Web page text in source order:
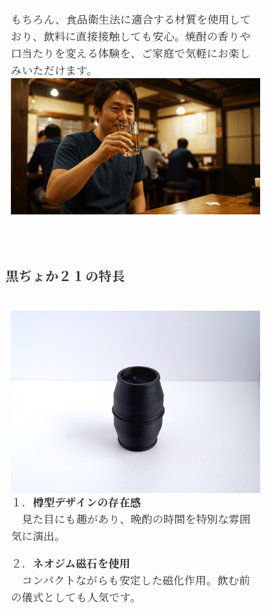
もちろん、食品衛生法に適合する材質を使用して
おり、飲料に直接接触しても安心。焼酎の香りや
口当たりを変える体験を、ご家庭で気軽にお楽し
みいただけます。
黒ぢょか２１の特長
１． 樽型デザインの存在感
見た目にも趣があり、晩酌の時間を特別な雰囲
気に演出。
２． ネオジム磁石を使用
コンパクトながらも安定した磁化作用。飲む前
の儀式としても人気です。